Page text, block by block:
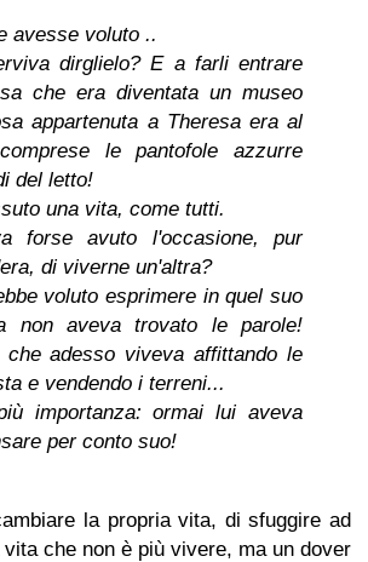
avesse voluto ..
dirglielo? E a farli entrare
che era diventata un museo
appartenuta a Theresa era al
le pantofole azzurre
del letto!
una vita, come tutti.
forse avuto l'occasione, pur
di viverne un'altra?
voluto esprimere in quel suo
non aveva trovato le parole!
che adesso viveva affittando le
e vendendo i terreni...
importanza: ormai lui aveva
per conto suo!
la propria vita, di sfuggire ad
che non è più vivere, ma un dover